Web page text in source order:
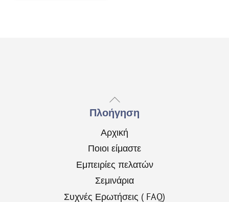
Back
To
Top
Πλοήγηση
Αρχική
Ποιοι είμαστε
Εμπειρίες πελατών
Σεμινάρια
Συχνές Ερωτήσεις ( FAQ)